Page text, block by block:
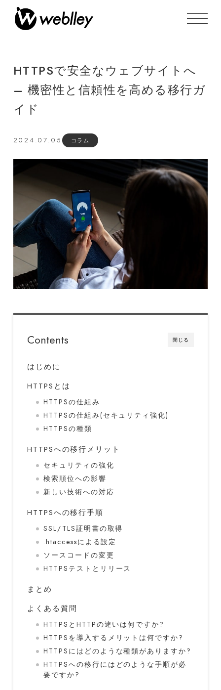
HTTPSで安全なウェブサイトへ
– 機密性と信頼性を高める移行ガ
イド
2024.07.05 コラム
閉じる
Contents
はじめに
HTTPSとは
HTTPSの仕組み
HTTPSの仕組み(セキュリティ強化)
HTTPSの種類
HTTPSへの移行メリット
セキュリティの強化
検索順位への影響
新しい技術への対応
HTTPSへの移行手順
SSL/TLS証明書の取得
.htaccessによる設定
ソースコードの変更
HTTPSテストとリリース
まとめ
よくある質問
HTTPSとHTTPの違いは何ですか?
HTTPSを導入するメリットは何ですか?
HTTPSにはどのような種類がありますか?
HTTPSへの移行にはどのような手順が必
要ですか?